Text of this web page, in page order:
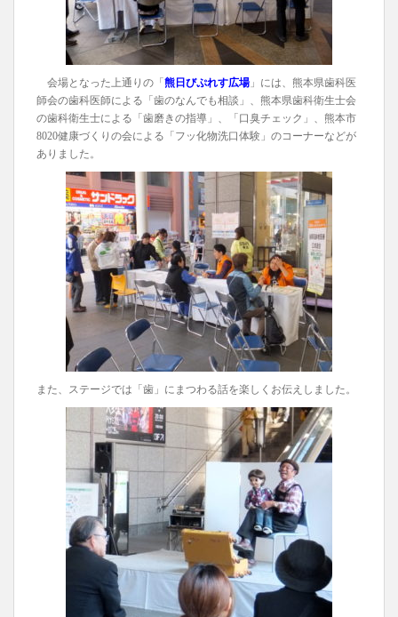
会場となった上通りの「 熊日びぷれす広場 」には、熊本県歯科医
師会の歯科医師による「歯のなんでも相談」、熊本県歯科衛生士会
の歯科衛生士による「歯磨きの指導」、「口臭チェック」、熊本市
8020健康づくりの会による「フッ化物洗口体験」のコーナーなどが
ありました。
また、ステージでは「歯」にまつわる話を楽しくお伝えしました。